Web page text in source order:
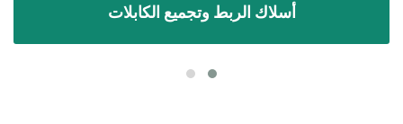
أسلاك الربط وتجميع الكابلات